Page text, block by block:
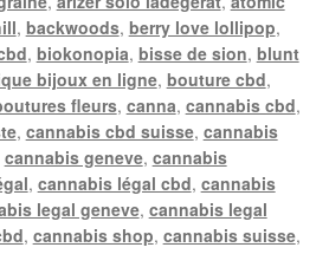
, backwoods, berry love lollipop,
, biokonopia, bisse de sion, blunt
bijoux en ligne, bouture cbd,
fleurs, canna, cannabis cbd,
, cannabis cbd suisse, cannabis
cannabis geneve, cannabis
, cannabis légal cbd, cannabis
legal geneve, cannabis legal
, cannabis shop, cannabis suisse,